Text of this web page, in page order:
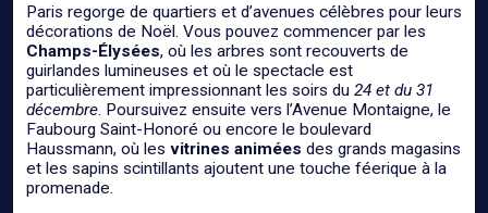
Paris regorge de quartiers et d’avenues célèbres pour leurs
décorations de Noël. Vous pouvez commencer par les
Champs-Élysées, où les arbres sont recouverts de
guirlandes lumineuses et où le spectacle est
particulièrement impressionnant les soirs du 24 et du 31
décembre. Poursuivez ensuite vers l’Avenue Montaigne, le
Faubourg Saint-Honoré ou encore le boulevard
Haussmann, où les vitrines animées des grands magasins
et les sapins scintillants ajoutent une touche féerique à la
promenade.